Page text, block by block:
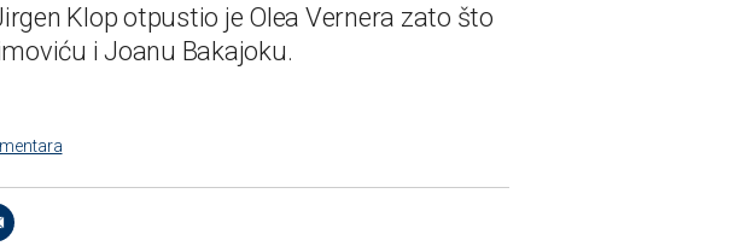
Klop otpustio je Olea Vernera zato što
i Joanu Bakajoku.